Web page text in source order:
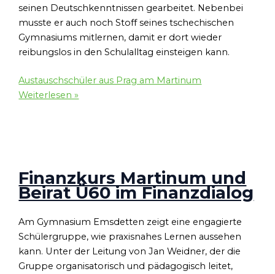
seinen Deutschkenntnissen gearbeitet. Nebenbei
musste er auch noch Stoff seines tschechischen
Gymnasiums mitlernen, damit er dort wieder
reibungslos in den Schulalltag einsteigen kann.
Austauschschüler aus Prag am Martinum
Weiterlesen »
Finanzkurs Martinum und
Beirat Ü60 im Finanzdialog
Am Gymnasium Emsdetten zeigt eine engagierte
Schülergruppe, wie praxisnahes Lernen aussehen
kann. Unter der Leitung von Jan Weidner, der die
Gruppe organisatorisch und pädagogisch leitet,